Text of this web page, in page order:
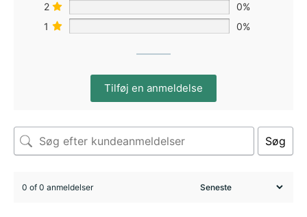
2
0%
1
0%
Tilføj en anmeldelse
Søg
0 of 0 anmeldelser